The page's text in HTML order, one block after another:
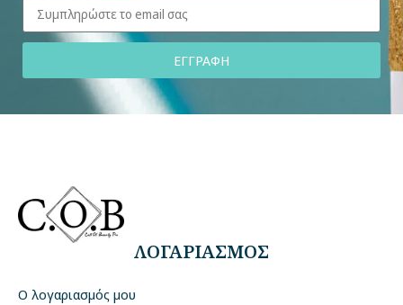
ΕΓΓΡΑΦΗ
ΛΟΓΑΡΙΑΣΜΟΣ
Ο λογαριασμός μου